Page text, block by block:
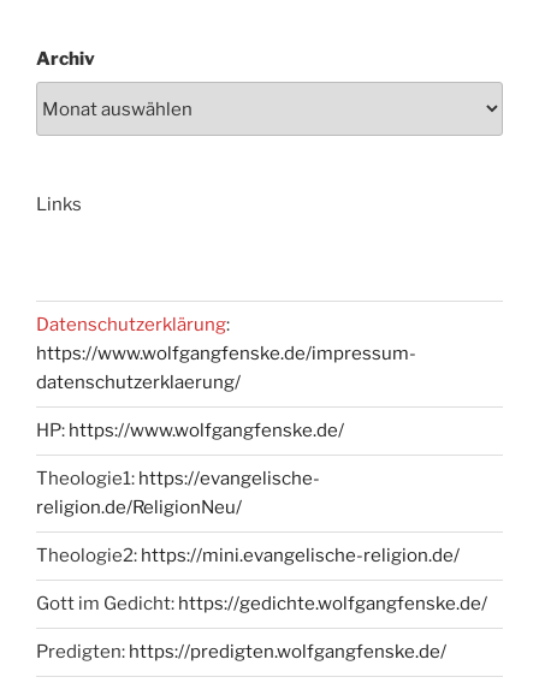
Archiv
Links
Datenschutzerklärung:
https://www.wolfgangfenske.de/impressum-
datenschutzerklaerung/
HP: https://www.wolfgangfenske.de/
Theologie1: https://evangelische-
religion.de/ReligionNeu/
Theologie2: https://mini.evangelische-religion.de/
Gott im Gedicht: https://gedichte.wolfgangfenske.de/
Predigten: https://predigten.wolfgangfenske.de/